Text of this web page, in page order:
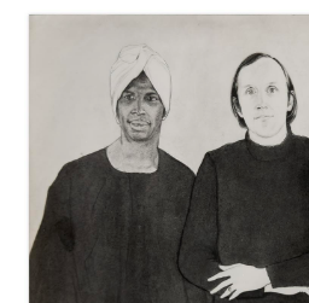
raisonné,
1972